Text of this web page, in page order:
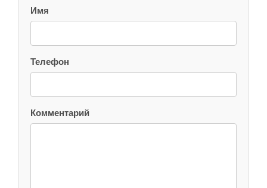
Имя
Телефон
Комментарий